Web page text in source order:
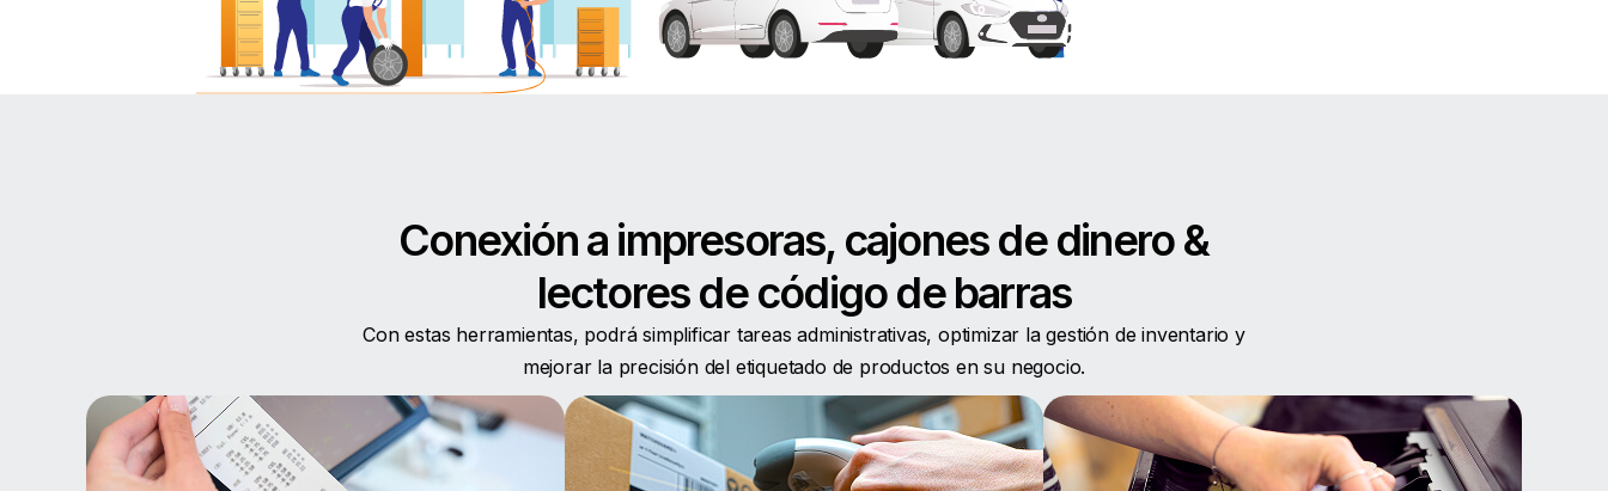
Conexión a impresoras, cajones de dinero &
lectores de código de barras
Con estas herramientas, podrá simplificar tareas administrativas, optimizar la gestión de inventario y
mejorar la precisión del etiquetado de productos en su negocio.